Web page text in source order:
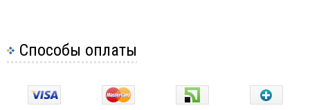
Способы оплаты